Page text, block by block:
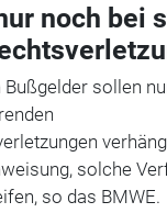
noch bei
Bußgelder sollen
solche
so das BMWE.